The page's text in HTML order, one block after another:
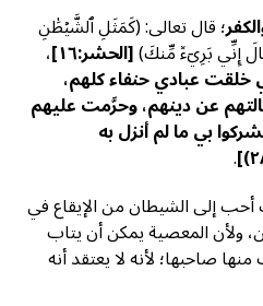
؛ قال تعالى: (كَمَثَلِ ٱلشَّيۡطَٰنِ
إِنِّي بَرِيٓءٞ مِّنكَ)[الحشر:١٦] ،
خلقت عبادي حنفاء كلهم،
عن دينهم، وحرَّمت عليهم
بي ما لم أنزل به
.
أحب إلى الشيطان من الإيقاع في
ولأن المعصية يمكن أن يتاب
صاحبها؛ لأنه لا يعتقد أنه